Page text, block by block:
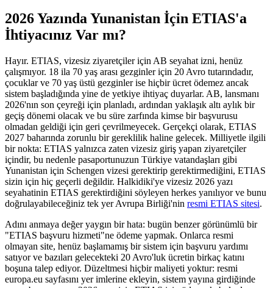
2026 Yazında Yunanistan İçin ETIAS'a
İhtiyacınız Var mı?
Hayır. ETIAS, vizesiz ziyaretçiler için AB seyahat izni, henüz
çalışmıyor. 18 ila 70 yaş arası gezginler için 20 Avro tutarındadır,
çocuklar ve 70 yaş üstü gezginler ise hiçbir ücret ödemez ancak
sistem başladığında yine de yetkiye ihtiyaç duyarlar. AB, lansmanı
2026'nın son çeyreği için planladı, ardından yaklaşık altı aylık bir
geçiş dönemi olacak ve bu süre zarfında kimse bir başvurusu
olmadan geldiği için geri çevrilmeyecek. Gerçekçi olarak, ETIAS
2027 baharında zorunlu bir gereklilik haline gelecek. Milliyetle ilgili
bir nokta: ETIAS yalnızca zaten vizesiz giriş yapan ziyaretçiler
içindir, bu nedenle pasaportunuzun Türkiye vatandaşları gibi
Yunanistan için Schengen vizesi gerektirip gerektirmediğini, ETIAS
sizin için hiç geçerli değildir. Halkidiki'ye vizesiz 2026 yazı
seyahatinin ETIAS gerektirdiğini söyleyen herkes yanılıyor ve bunu
doğrulayabileceğiniz tek yer Avrupa Birliği'nin resmi ETIAS sitesi.
Adını anmaya değer yaygın bir hata: bugün benzer görünümlü bir
"ETIAS başvuru hizmeti"ne ödeme yapmak. Onlarca resmi
olmayan site, henüz başlamamış bir sistem için başvuru yardımı
satıyor ve bazıları gelecekteki 20 Avro'luk ücretin birkaç katını
boşuna talep ediyor. Düzeltmesi hiçbir maliyeti yoktur: resmi
europa.eu sayfasını yer imlerine ekleyin, sistem yayına girdiğinde